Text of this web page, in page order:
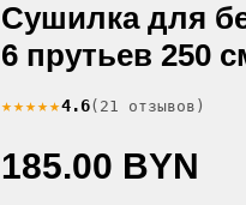
Сушилка для
6 прутьев 250
★★★★★4.6(21 отзывов)
185.00 BYN